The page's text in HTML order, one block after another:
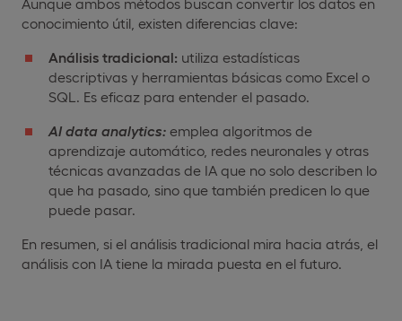
conocimiento útil, existen diferencias clave:
Análisis tradicional: utiliza estadísticas
descriptivas y herramientas básicas como Excel o
SQL. Es eficaz para entender el pasado.
AI data analytics: emplea algoritmos de
aprendizaje automático, redes neuronales y otras
técnicas avanzadas de IA que no solo describen lo
que ha pasado, sino que también predicen lo que
puede pasar.
En resumen, si el análisis tradicional mira hacia atrás, el
análisis con IA tiene la mirada puesta en el futuro.